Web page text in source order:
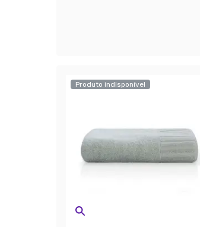
Produto indisponível